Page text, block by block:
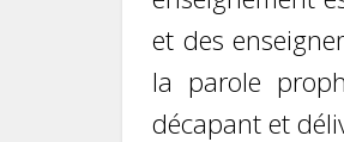
et des
la parole
décapant et